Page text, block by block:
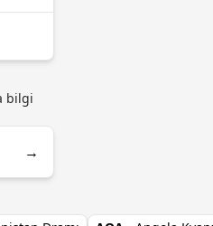
bilgi
→